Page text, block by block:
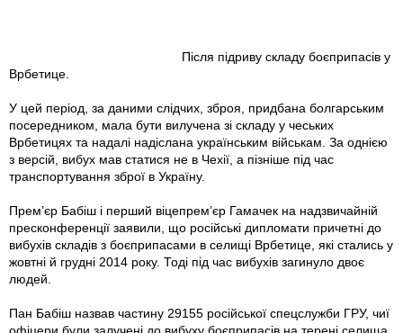
Після підриву складу боєприпасів у
Врбетице.
У цей період, за даними слідчих, зброя, придбана болгарським
посередником, мала бути вилучена зі складу у чеських
Врбетицях та надалі надіслана українським військам. За однією
з версій, вибух мав статися не в Чехії, а пізніше під час
транспортування зброї в Україну.
Прем’єр Бабіш і перший віцепрем’єр Гамачек на надзвичайній
пресконференції заявили, що російські дипломати причетні до
вибухів складів з боєприпасами в селищі Врбетице, які стались у
жовтні й грудні 2014 року. Тоді під час вибухів загинуло двоє
людей.
Пан Бабіш назвав частину 29155 російської спецслужби ГРУ, чиї
офіцери були залучені до вибуху боєприпасів на терені селища